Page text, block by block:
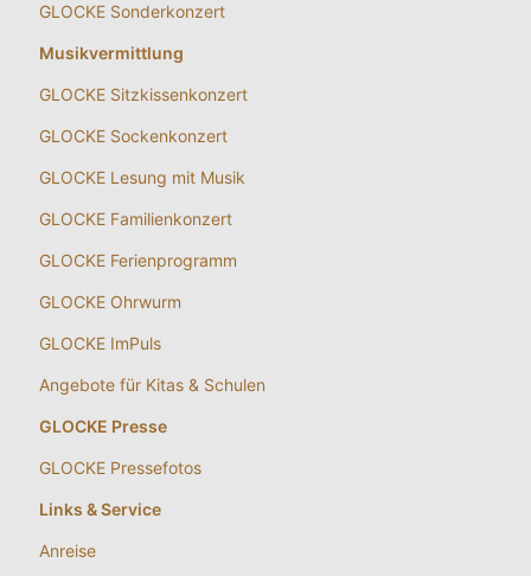
GLOCKE Sonderkonzert
Musikvermittlung
GLOCKE Sitzkissenkonzert
GLOCKE Sockenkonzert
GLOCKE Lesung mit Musik
GLOCKE Familienkonzert
GLOCKE Ferienprogramm
GLOCKE Ohrwurm
GLOCKE ImPuls
Angebote für Kitas & Schulen
GLOCKE Presse
GLOCKE Pressefotos
Links & Service
Anreise